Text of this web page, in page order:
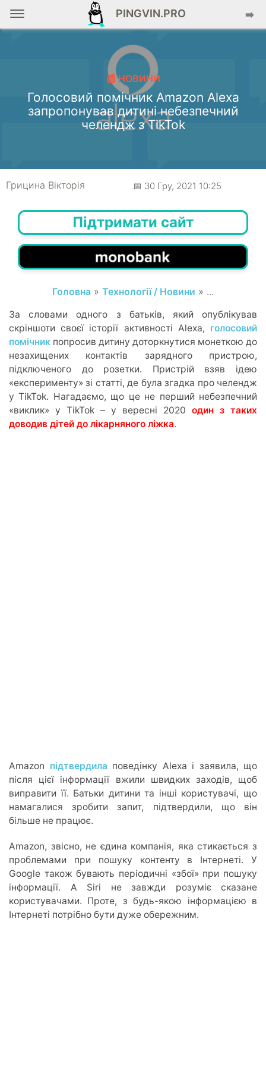
PINGVIN.PRO ➡️
📰 НОВИНИ
Голосовий помічник Amazon Alexa
запропонував дитині небезпечний
челендж з TikTok
Грицина Вікторія 📅 30 Гру, 2021 10:25
Підтримати сайт
Головна » Технології / Новини » ...
За словами одного з батьків, який опублікував
скріншоти своєї історії активності Alexa, голосовий
помічник попросив дитину доторкнутися монеткою до
незахищених контактів зарядного пристрою,
підключеного до розетки. Пристрій взяв ідею
«експерименту» зі статті, де була згадка про челендж
у TikTok. Нагадаємо, що це не перший небезпечний
«виклик» у TikTok – у вересні 2020 один з таких
доводив дітей до лікарняного ліжка.
Amazon підтвердила поведінку Alexa і заявила, що
після цієї інформації вжили швидких заходів, щоб
виправити її. Батьки дитини та інші користувачі, що
намагалися зробити запит, підтвердили, що він
більше не працює.
Amazon, звісно, не єдина компанія, яка стикається з
проблемами при пошуку контенту в Інтернеті. У
Google також бувають періодичні «збої» при пошуку
інформації. A Siri не завжди розуміє сказане
користувачами. Проте, з будь-якою інформацією в
Інтернеті потрібно бути дуже обережним.